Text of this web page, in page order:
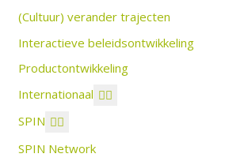
(Cultuur) verander trajecten
Interactieve beleidsontwikkeling
Productontwikkeling
Internationaal
SPIN
SPIN Network